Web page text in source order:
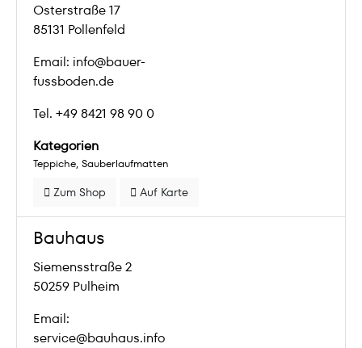
Osterstraße 17
85131 Pollenfeld
Email: info@bauer-
fussboden.de
Tel. +49 8421 98 90 0
Kategorien
Teppiche Sauberlaufmatten
Zum Shop Auf Karte
Bauhaus
Siemensstraße 2
50259 Pulheim
Email:
service@bauhaus.info